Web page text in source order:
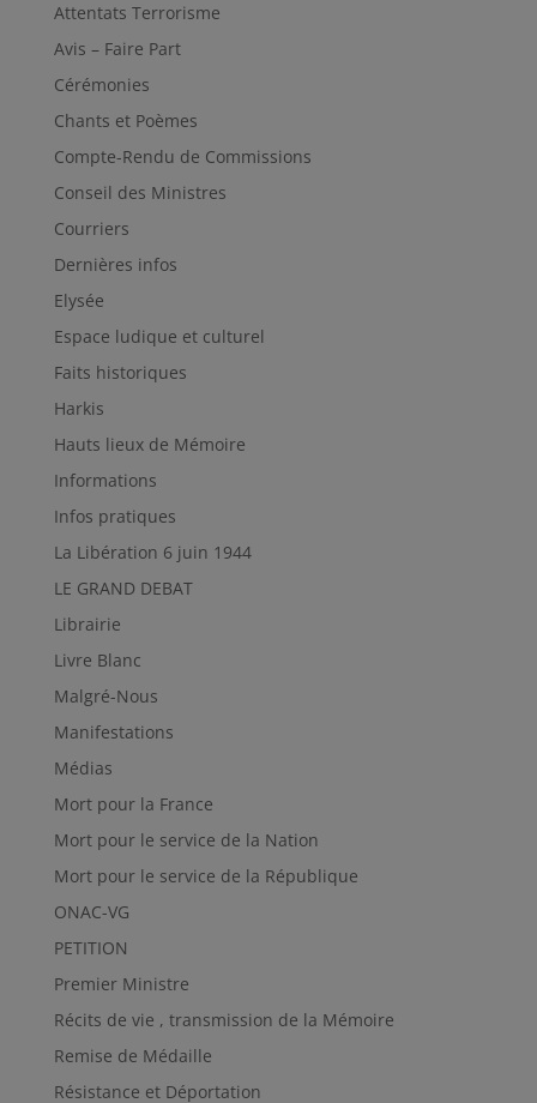
Attentats Terrorisme
Avis – Faire Part
Cérémonies
Chants et Poèmes
Compte-Rendu de Commissions
Conseil des Ministres
Courriers
Dernières infos
Elysée
Espace ludique et culturel
Faits historiques
Harkis
Hauts lieux de Mémoire
Informations
Infos pratiques
La Libération 6 juin 1944
LE GRAND DEBAT
Librairie
Livre Blanc
Malgré-Nous
Manifestations
Médias
Mort pour la France
Mort pour le service de la Nation
Mort pour le service de la République
ONAC-VG
PETITION
Premier Ministre
Récits de vie , transmission de la Mémoire
Remise de Médaille
Résistance et Déportation